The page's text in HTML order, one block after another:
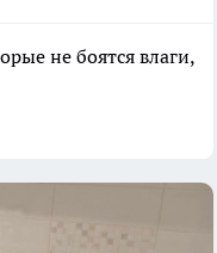
не боятся влаги,